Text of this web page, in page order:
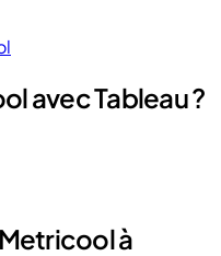
avec Tableau ?
à